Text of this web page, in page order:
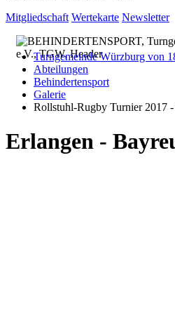
Mitgliedschaft Wertekarte Newsletter
Turngemeinde Würzburg von
Abteilungen
Behindertensport
Galerie
Rollstuhl-Rugby Turnier 2017 -
Erlangen -